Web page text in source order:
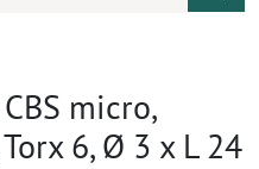
micro,
6, Ø 3 x L 24